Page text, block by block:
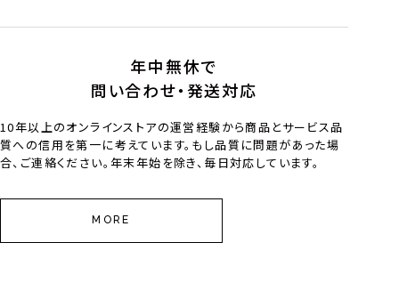
年中無休で
問い合わせ・発送対応
10年以上のオンラインストアの運営経験から商品とサービス品
質への信用を第一に考えています。もし品質に問題があった場
合、ご連絡ください。年末年始を除き、毎日対応しています。
MORE